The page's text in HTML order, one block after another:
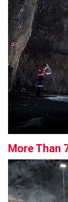
More Than